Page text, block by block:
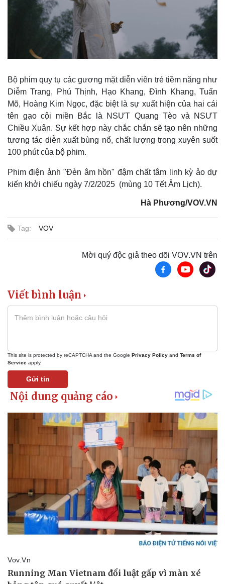
Pháp luật
Vụ án
Tin nóng
Tư vấn luật
Quân sự - Quốc phòng
Phân tích
Thể thao
Lịch thi đấu bóng đá
Thế giới thể thao
eSports
Hậu trường
Ô tô - Xe máy
Ô tô
Xe máy
Tư vấn
Bộ phim quy tụ các gương mặt diễn viên trẻ tiềm năng như
Diễm Trang, Phú Thịnh, Hạo Khang, Đình Khang, Tuấn
Mõ, Hoàng Kim Ngọc, đặc biệt là sự xuất hiện của hai cái
tên gạo cội miền Bắc là NSƯT Quang Tèo và NSƯT
Chiều Xuân. Sự kết hợp này chắc chắn sẽ tạo nên những
tương tác diễn xuất bùng nổ, chất lượng trong xuyên suốt
100 phút của bộ phim.
Phim điện ảnh "Đèn âm hồn" đậm chất tâm linh kỳ ảo dự
kiến khởi chiếu ngày 7/2/2025 (mùng 10 Tết Âm Lịch).
Hà Phương/VOV.VN
Tag: VOV
Mời quý độc giả theo dõi VOV.VN trên
Viết bình luận
This site is protected by reCAPTCHA and the Google Privacy Policy and Terms of
Service apply.
Gửi tin